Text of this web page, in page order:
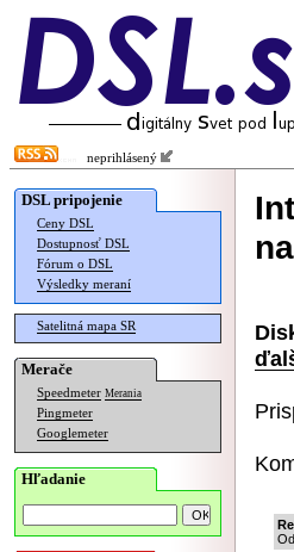
neprihlásený
DSL pripojenie
Ceny DSL
Dostupnosť DSL
Fórum o DSL
Výsledky meraní
Satelitná mapa SR
Merače
Speedmeter Merania
Pingmeter
Googlemeter
Hľadanie